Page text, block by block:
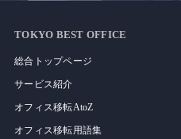
TOKYO BEST OFFICE
総合トップページ
サービス紹介
オフィス移転AtoZ
オフィス移転用語集